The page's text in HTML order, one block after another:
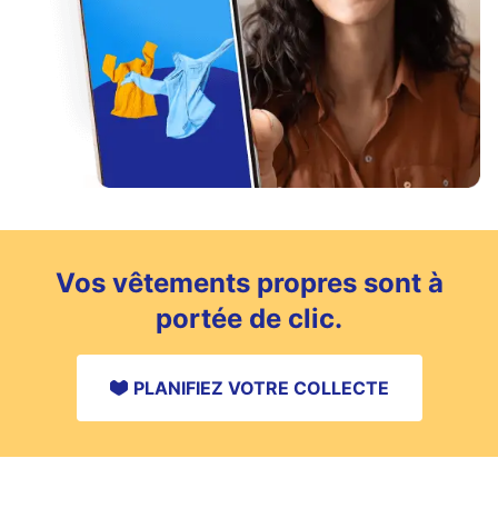
Vos vêtements propres sont à
portée de clic.
PLANIFIEZ VOTRE COLLECTE